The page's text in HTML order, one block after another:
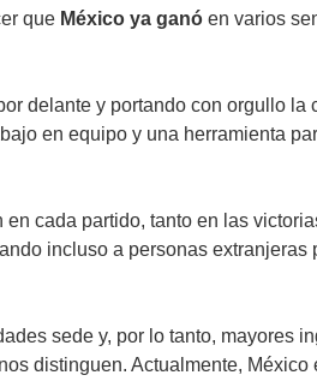
que México ya ganó en varios
delante y portando con orgullo la
en equipo y una herramienta
cada partido, tanto en las
incluso a personas extranjeras
sede y, por lo tanto, mayores
distinguen. Actualmente, México